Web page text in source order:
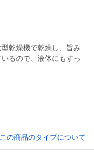
乾燥機で乾燥し、旨み
るので、液体にもすっ
この商品のタイプについて